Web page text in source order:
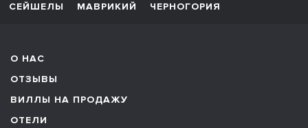
СЕЙШЕЛЫ
МАВРИКИЙ ЧЕРНОГОРИЯ
О НАС
ОТЗЫВЫ
ВИЛЛЫ НА ПРОДАЖУ
ОТЕЛИ